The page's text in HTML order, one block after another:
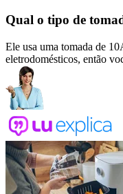
Qual o tipo de
Ele usa uma tomada de
eletrodomésticos, então